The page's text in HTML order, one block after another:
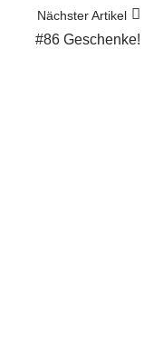
Nächster Artikel
#86 Geschenke!